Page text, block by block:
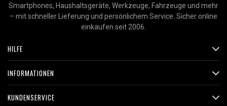
Smartphones, Haushaltsgeräte, Werkzeuge, Fahrzeuge und mehr
– mit schneller Lieferung und persönlichem Service. Sicher online
einkaufen seit 2006.
HILFE
INFORMATIONEN
KUNDENSERVICE